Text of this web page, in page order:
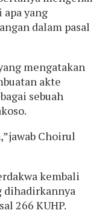
yang
dalam pasal
mengatakan
akte
sebuah
Choirul
kembali
dihadirkannya
266 KUHP.